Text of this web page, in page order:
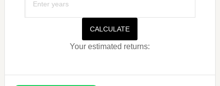
CALCULATE
Your estimated returns: